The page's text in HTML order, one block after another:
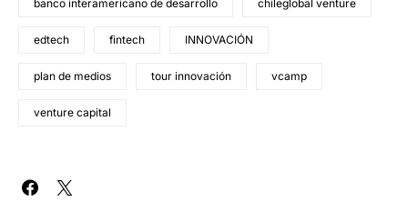
banco interamericano de desarrollo chileglobal venture
edtech fintech INNOVACIÓN
plan de medios tour innovación vcamp
venture capital